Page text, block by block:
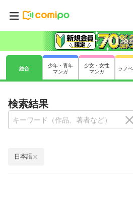
総合
少年・青年
マンガ
少女・女性
マンガ
ラノ
検索結果
日本語